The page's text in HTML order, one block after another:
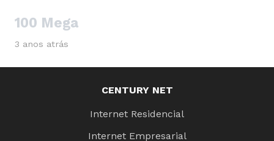
100 Mega
3 anos atrás
CENTURY NET
Internet Residencial
Internet Empresarial